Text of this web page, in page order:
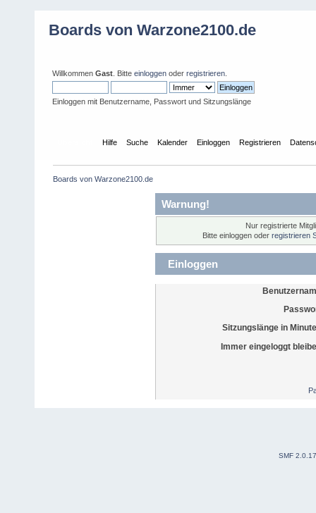
Boards von Warzone2100.de
Willkommen Gast . Bitte einloggen oder registrieren
Einloggen mit Benutzername, Passwort und Sitzungslänge
Hilfe Suche Kalender Einloggen Registrieren
Boards von Warzone2100.de
Warnung!
Nur registrierte
Bitte einloggen oder registrieren
Einloggen
Sitzungslänge in
Immer eingeloggt
SMF 2.0.17